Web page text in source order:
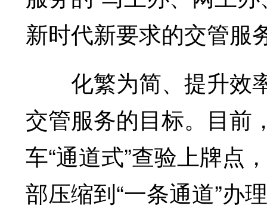
新时代新要求的交管服
化繁为简、提升效
交管服务的目标。目前
车“通道式”查验上牌点
部压缩到“一条通道”办